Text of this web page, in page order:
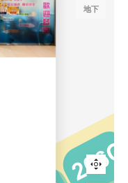
地下